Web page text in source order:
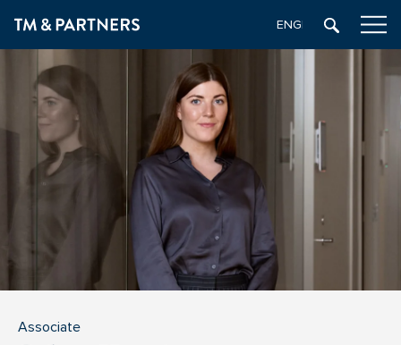
ENGELSKA
Associate